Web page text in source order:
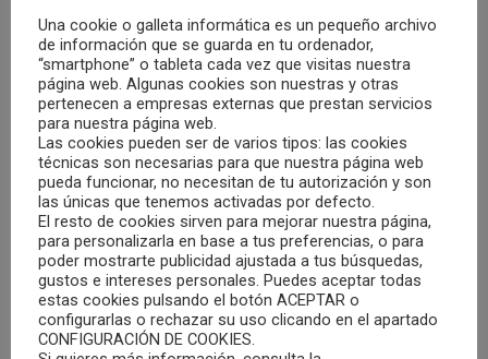
Ver en formato PDF
Una cookie o galleta informática es un pequeño archivo
de información que se guarda en tu ordenador,
“smartphone” o tableta cada vez que visitas nuestra
página web. Algunas cookies son nuestras y otras
pertenecen a empresas externas que prestan servicios
para nuestra página web.
Las cookies pueden ser de varios tipos: las cookies
técnicas son necesarias para que nuestra página web
pueda funcionar, no necesitan de tu autorización y son
las únicas que tenemos activadas por defecto.
El resto de cookies sirven para mejorar nuestra página,
para personalizarla en base a tus preferencias, o para
poder mostrarte publicidad ajustada a tus búsquedas,
gustos e intereses personales. Puedes aceptar todas
estas cookies pulsando el botón ACEPTAR o
configurarlas o rechazar su uso clicando en el apartado
CONFIGURACIÓN DE COOKIES.